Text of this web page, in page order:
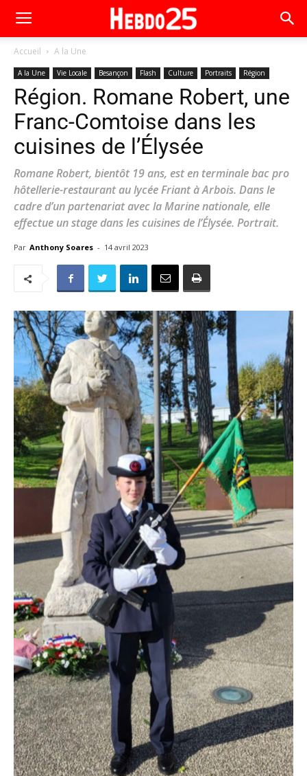
Accueil A la Une
A la Une Vie Locale Besançon Flash Culture Portraits Région
Région. Romane Robert, une
Franc-Comtoise dans les
cuisines de l’Élysée
Romane Robert, bientôt 19 ans, est en terminale bac pro
hôtellerie-restaurant au lycée Friant à Arbois. Dans le
cadre d’un partenariat avec la Marine nationale, elle
effectue un stage dans les cuisines de l’Élysée. Portrait.
Par Anthony Soares - 14 avril 2023